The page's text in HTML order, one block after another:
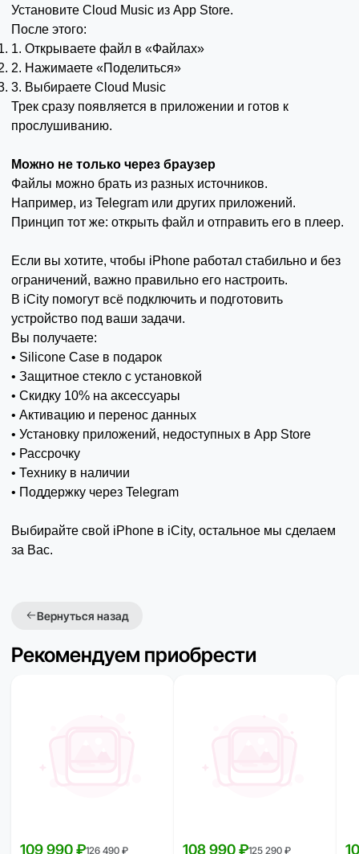
Установите Cloud Music из App Store.
После этого:
1. Открываете файл в «Файлах»
2. Нажимаете «Поделиться»
3. Выбираете Cloud Music
Трек сразу появляется в приложении и готов к
прослушиванию.
Можно не только через браузер
Файлы можно брать из разных источников.
Например, из Telegram или других приложений.
Принцип тот же: открыть файл и отправить его в плеер.
Если вы хотите, чтобы iPhone работал стабильно и без
ограничений, важно правильно его настроить.
В iCity помогут всё подключить и подготовить
устройство под ваши задачи.
Вы получаете:
• Silicone Case в подарок
• Защитное стекло с установкой
• Скидку 10% на аксессуары
• Активацию и перенос данных
• Установку приложений, недоступных в App Store
• Рассрочку
• Технику в наличии
• Поддержку через Telegram
Выбирайте свой iPhone в iCity, остальное мы сделаем
за Вас.
Вернуться назад
Рекомендуем приобрести
109 990 ₽126 490 ₽
108 990 ₽125 290 ₽